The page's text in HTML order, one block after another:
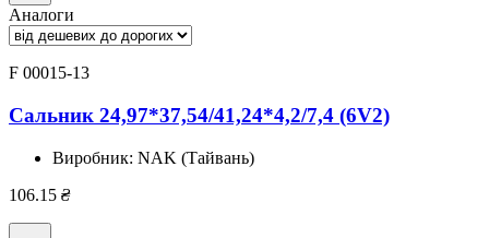
Аналоги
F 00015-13
Сальник 24,97*37,54/41,24*4,2/7,4 (6V2)
Виробник: NAK (Тайвань)
106.15 ₴